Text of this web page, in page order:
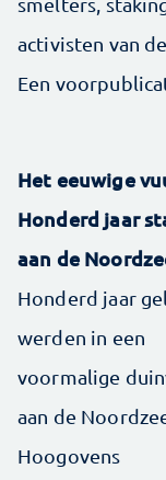
activisten van
Een
Het eeuwige
Honderd jaar
aan de
Honderd jaar
werden in een
voormalige
aan de
Hoogovens